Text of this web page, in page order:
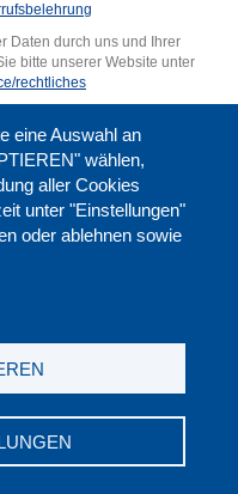
Daten durch uns und Ihrer
bitte unserer Website unter
rechtliches
eine Auswahl an
wählen,
aller Cookies
unter "Einstellungen"
oder ablehnen sowie